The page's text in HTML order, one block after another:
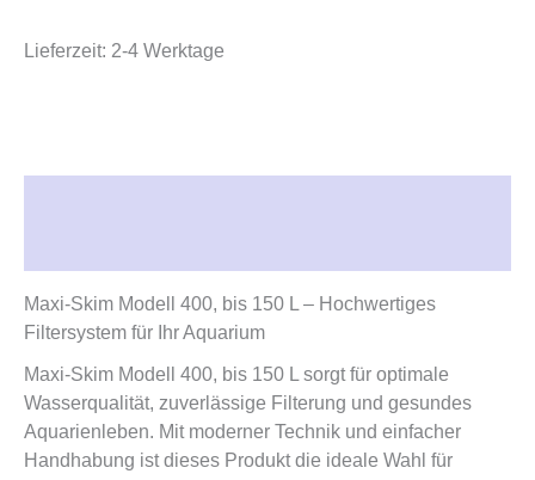
Lieferzeit: 2-4 Werktage
Maxi-Skim Modell 400, bis 150 L – Hochwertiges
Filtersystem für Ihr Aquarium
Maxi-Skim Modell 400, bis 150 L sorgt für optimale
Wasserqualität, zuverlässige Filterung und gesundes
Aquarienleben. Mit moderner Technik und einfacher
Handhabung ist dieses Produkt die ideale Wahl für